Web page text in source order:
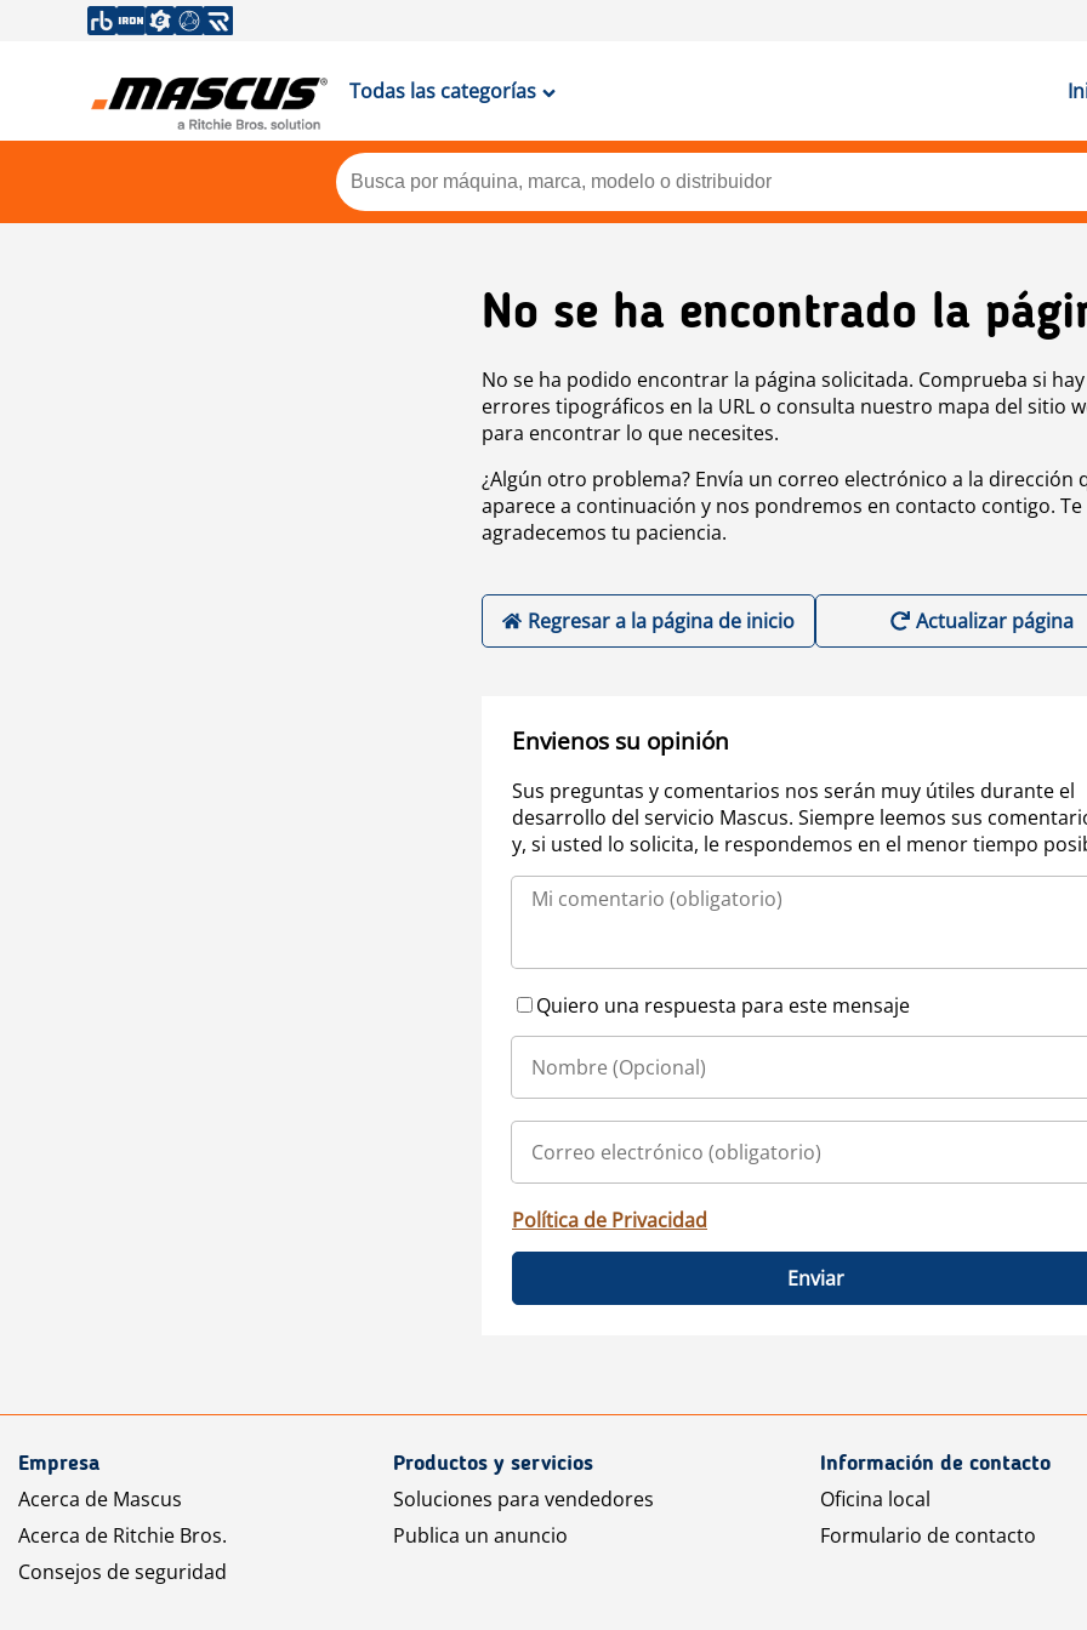
Todas las categorías
No se ha encontrado la
No se ha podido encontrar la página solicitada. Comprueba si hay
errores tipográficos en la URL o consulta nuestro mapa del sitio
para encontrar lo que necesites.
¿Algún otro problema? Envía un correo electrónico a la dirección
aparece a continuación y nos pondremos en contacto contigo. Te
agradecemos tu paciencia.
Regresar a la página de inicio Actualizar página
Envienos su opinión
Sus preguntas y comentarios nos serán muy útiles durante el
desarrollo del servicio Mascus. Siempre leemos sus
y, si usted lo solicita, le respondemos en el menor tiempo
Quiero una respuesta para este mensaje
Política de Privacidad
Enviar
Empresa
Acerca de Mascus
Acerca de Ritchie Bros.
Consejos de seguridad
Productos y servicios
Soluciones para vendedores
Publica un anuncio
Información de contacto
Oficina local
Formulario de contacto